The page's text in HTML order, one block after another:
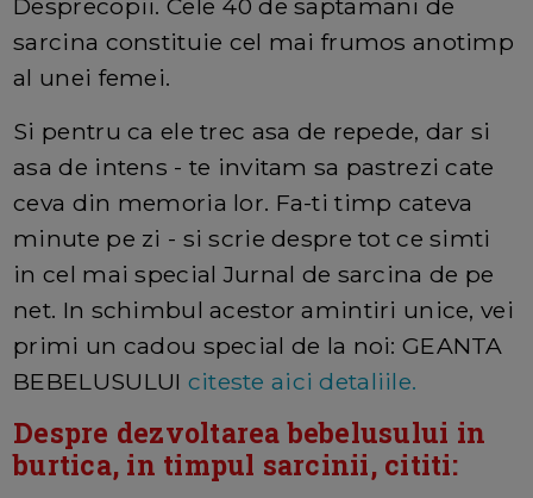
Desprecopii. Cele 40 de saptamani de
sarcina constituie cel mai frumos anotimp
al unei femei.
Si pentru ca ele trec asa de repede, dar si
asa de intens - te invitam sa pastrezi cate
ceva din memoria lor. Fa-ti timp cateva
minute pe zi - si scrie despre tot ce simti
in cel mai special Jurnal de sarcina de pe
net. In schimbul acestor amintiri unice, vei
primi un cadou special de la noi: GEANTA
BEBELUSULUI citeste aici detaliile.
Despre dezvoltarea bebelusului in
burtica, in timpul sarcinii, cititi: